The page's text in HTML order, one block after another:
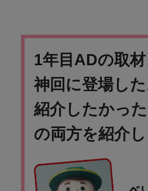
1年目ADの取
神回に登場し
紹介したかっ
の両方を紹介